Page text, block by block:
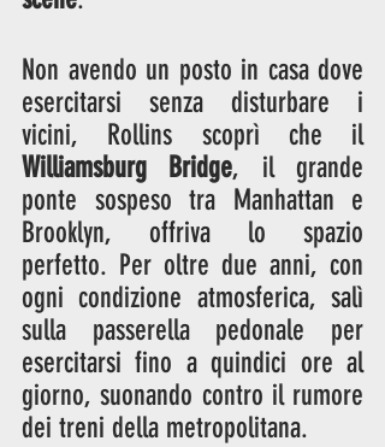
Non avendo un posto in casa dove
esercitarsi senza disturbare i
vicini, Rollins scoprì che il
Williamsburg Bridge, il grande
ponte sospeso tra Manhattan e
Brooklyn, offriva lo spazio
perfetto. Per oltre due anni, con
ogni condizione atmosferica, salì
sulla passerella pedonale per
esercitarsi fino a quindici ore al
giorno, suonando contro il rumore
dei treni della metropolitana.